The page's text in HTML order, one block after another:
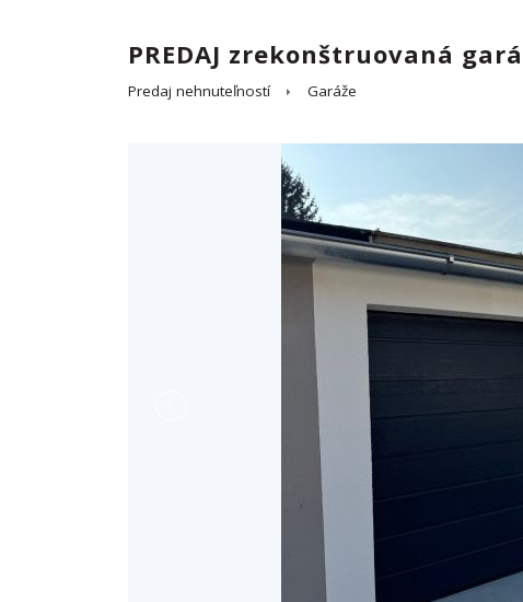
PREDAJ zrekonštruovaná
Predaj nehnuteľností Garáže